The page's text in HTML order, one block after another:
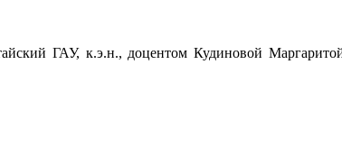
ГАУ, к.э.н., доцентом Кудиновой